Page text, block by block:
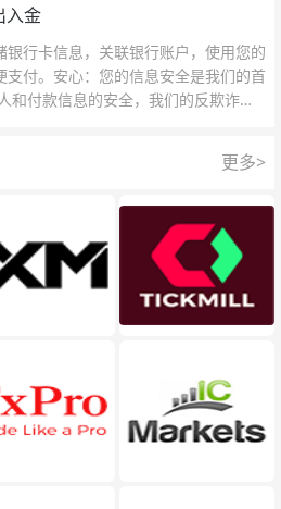
入金
行卡信息，关联银行账户，使用您的
支付。安心：您的信息安全是我们的首
和付款信息的安全，我们的反欺诈团
更多>